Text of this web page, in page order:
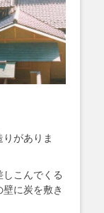
りがありま
こんでくる
に炭を敷き